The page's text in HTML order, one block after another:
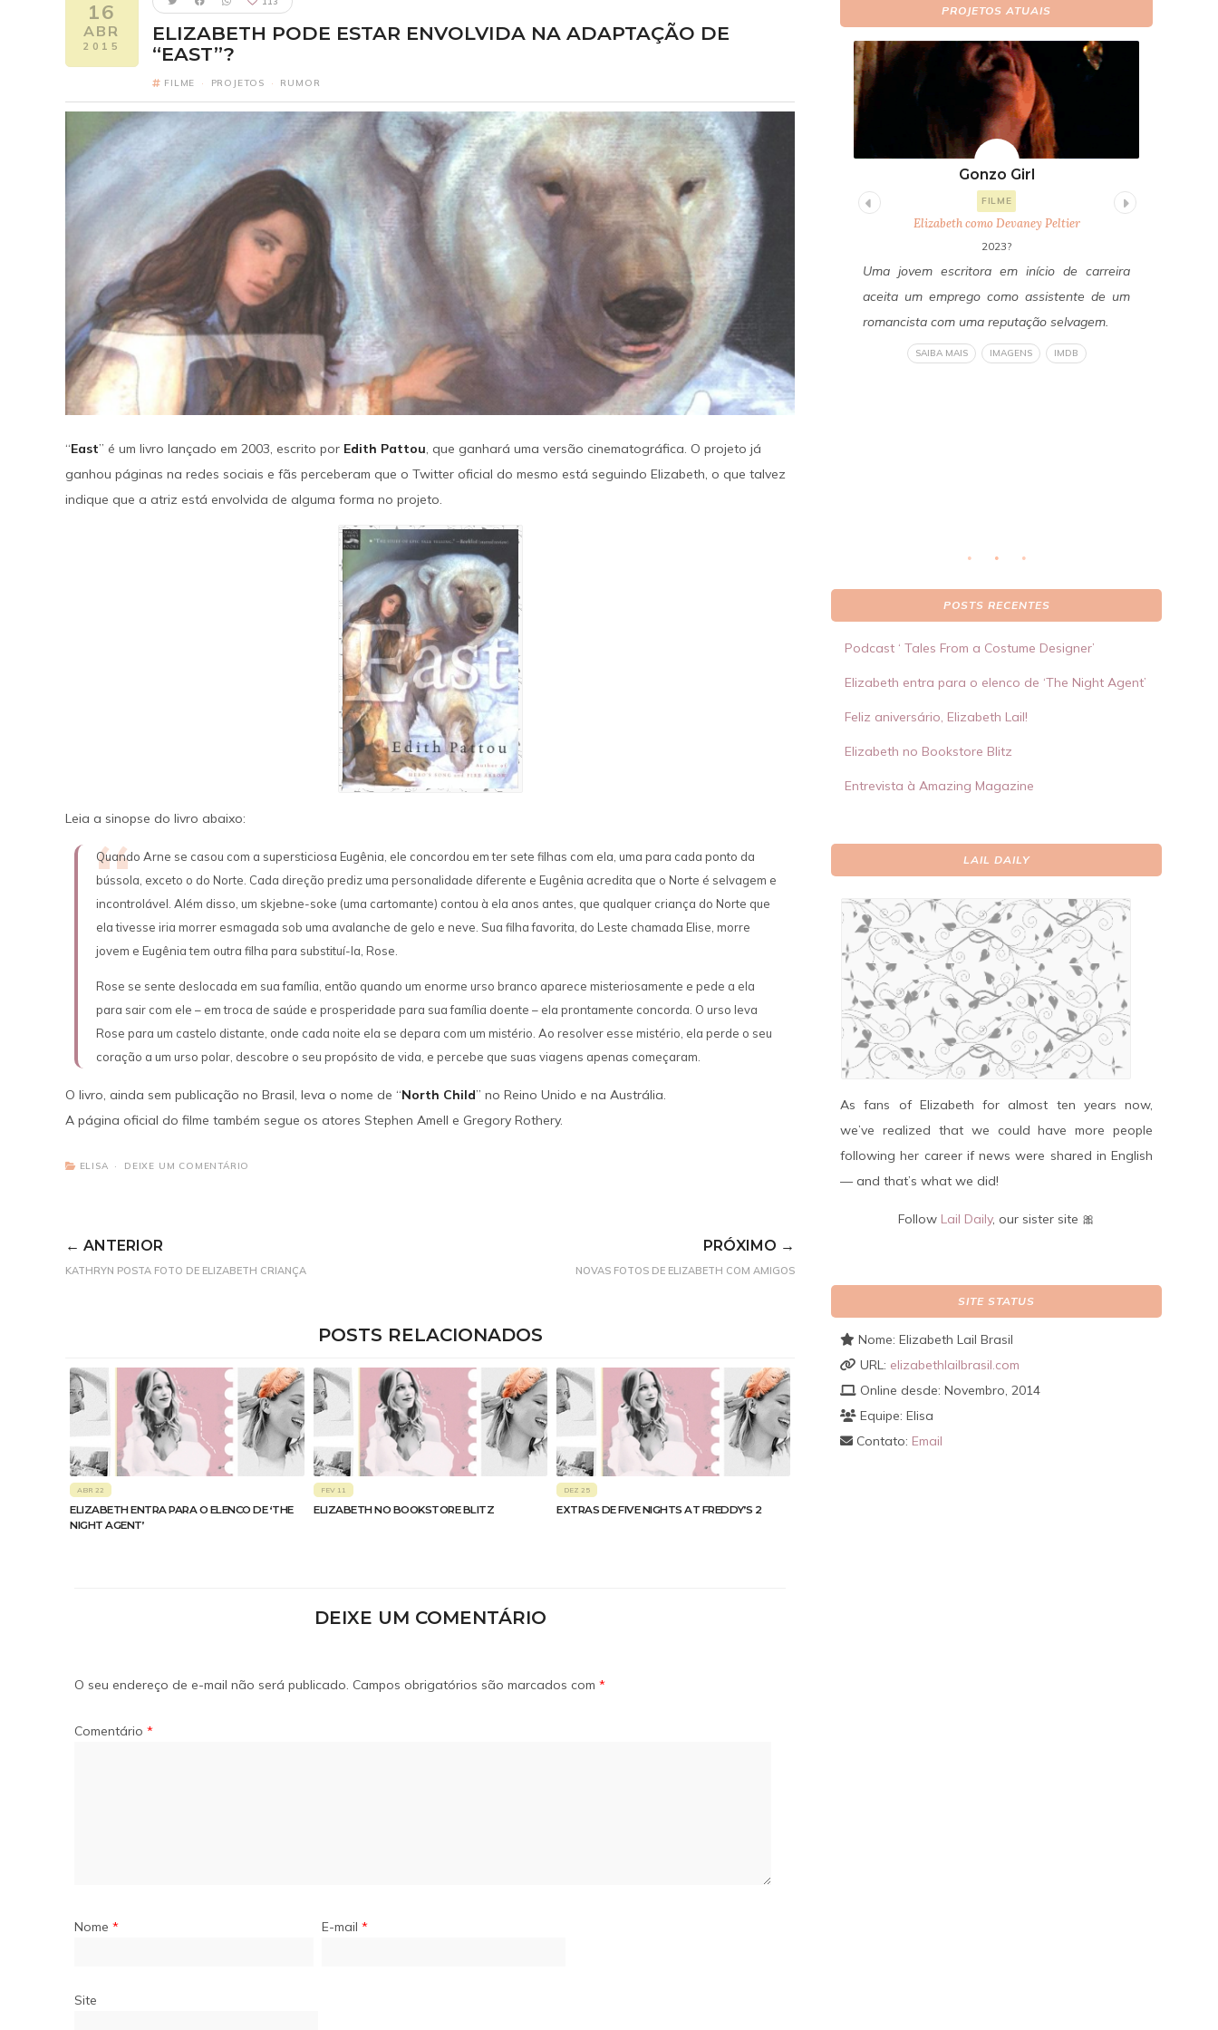
16
ABR
2015
ELIZABETH PODE ESTAR ENVOLVIDA NA ADAPTAÇÃO DE
“EAST”?
FILME · PROJETOS · RUMOR
“East” é um livro lançado em 2003, escrito por Edith Pattou, que ganhará uma versão cinematográfica. O projeto já
ganhou páginas na redes sociais e fãs perceberam que o Twitter oficial do mesmo está seguindo Elizabeth, o que talvez
indique que a atriz está envolvida de alguma forma no projeto.
Leia a sinopse do livro abaixo:
Quando Arne se casou com a supersticiosa Eugênia, ele concordou em ter sete filhas com ela, uma para cada ponto da
bússola, exceto o do Norte. Cada direção prediz uma personalidade diferente e Eugênia acredita que o Norte é selvagem e
incontrolável. Além disso, um skjebne-soke (uma cartomante) contou à ela anos antes, que qualquer criança do Norte que
ela tivesse iria morrer esmagada sob uma avalanche de gelo e neve. Sua filha favorita, do Leste chamada Elise, morre
jovem e Eugênia tem outra filha para substituí-la, Rose.
Rose se sente deslocada em sua família, então quando um enorme urso branco aparece misteriosamente e pede a ela
para sair com ele – em troca de saúde e prosperidade para sua família doente – ela prontamente concorda. O urso leva
Rose para um castelo distante, onde cada noite ela se depara com um mistério. Ao resolver esse mistério, ela perde o seu
coração a um urso polar, descobre o seu propósito de vida, e percebe que suas viagens apenas começaram.
O livro, ainda sem publicação no Brasil, leva o nome de “North Child” no Reino Unido e na Austrália.
A página oficial do filme também segue os atores Stephen Amell e Gregory Rothery.
ELISA DEIXE UM COMENTÁRIO
← ANTERIOR
KATHRYN POSTA FOTO DE ELIZABETH CRIANÇA
PRÓXIMO →
NOVAS FOTOS DE ELIZABETH COM AMIGOS
POSTS RELACIONADOS
ABR 22
ELIZABETH ENTRA PARA O ELENCO DE ‘THE
NIGHT AGENT’
FEV 11
ELIZABETH NO BOOKSTORE BLITZ
DEZ 25
EXTRAS DE FIVE NIGHTS AT FREDDY’S 2
DEIXE UM COMENTÁRIO
O seu endereço de e-mail não será publicado. Campos obrigatórios são marcados com *
Comentário *
Nome * E-mail *
Site
PROJETOS ATUAIS
Five Nights at Freddy's 2
FILME
Elizabeth como Vanessa Shelly
Um ano após o pesadelo sobrenatural na
Freddy Fazbear's Pizza, Abby foge para se
reconectar com seus amigos animatrônicos,
revelando segredos obscuros sobre a
verdadeira origem da Freddy's e libertando
um horror escondido há décadas.
Lucy Boomer
TV
Elizabeth como Anna
Para salvar sua carreira, um escritor
decadente ajuda uma idosa de 93 anos a
fugir de um asilo em troca de segredos
presidenciais. A viagem rumo à Dakota do
Norte ganha contornos complexos com a
chegada de uma mochileira que desestabiliza
quando o grupo passa a ser perseguido por
um detetive local.
Gonzo Girl
FILME
Elizabeth como Devaney Peltier
2023?
Uma jovem escritora em início de carreira
aceita um emprego como assistente de um
romancista com uma reputação selvagem.
SAIBA MAIS IMAGENS IMDB
POSTS RECENTES
Podcast ‘ Tales From a Costume Designer’
Elizabeth entra para o elenco de ‘The Night Agent’
Feliz aniversário, Elizabeth Lail!
Elizabeth no Bookstore Blitz
Entrevista à Amazing Magazine
LAIL DAILY
As fans of Elizabeth for almost ten years now,
we’ve realized that we could have more people
following her career if news were shared in English
— and that’s what we did!
Follow Lail Daily, our sister site 🎀
SITE STATUS
Nome: Elizabeth Lail Brasil
URL: elizabethlailbrasil.com
Online desde: Novembro, 2014
Equipe: Elisa
Contato: Email